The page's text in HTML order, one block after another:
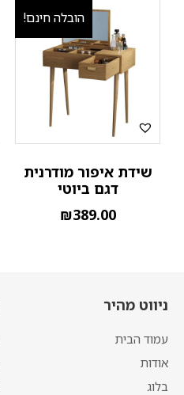
הובלה חינם!
שידת איפור מודרנית
דגם ביוטי
₪389.00
ניווט מהיר
עמוד הבית
אודות
בלוג